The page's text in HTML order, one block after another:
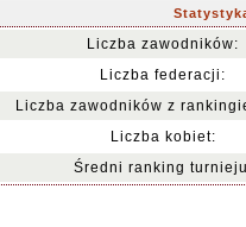
Liczba zawodników:
Liczba federacji:
Liczba zawodników z
Liczba kobiet:
Średni ranking